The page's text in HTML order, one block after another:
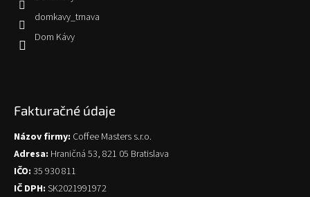
domkavy_trnava
Dom Kávy
Fakturačné údaje
Názov firmy: Coffee Masters s.r.o.
Adresa: Hraničná 53, 821 05 Bratislava
IČO: 35 930 811
IČ DPH: SK2021991972